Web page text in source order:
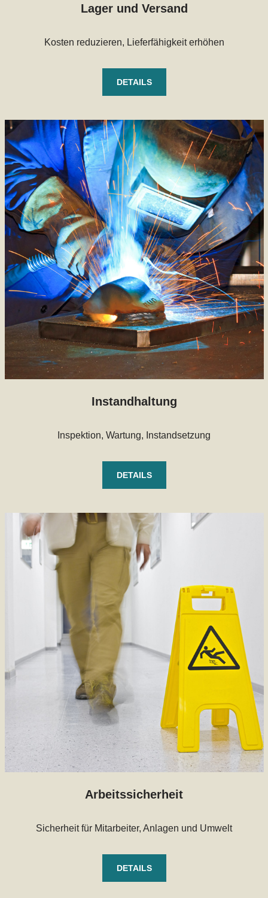
Lager und Versand
Kosten reduzieren, Lieferfähigkeit erhöhen
DETAILS
Instandhaltung
Inspektion, Wartung, Instandsetzung
DETAILS
Arbeitssicherheit
Sicherheit für Mitarbeiter, Anlagen und Umwelt
DETAILS